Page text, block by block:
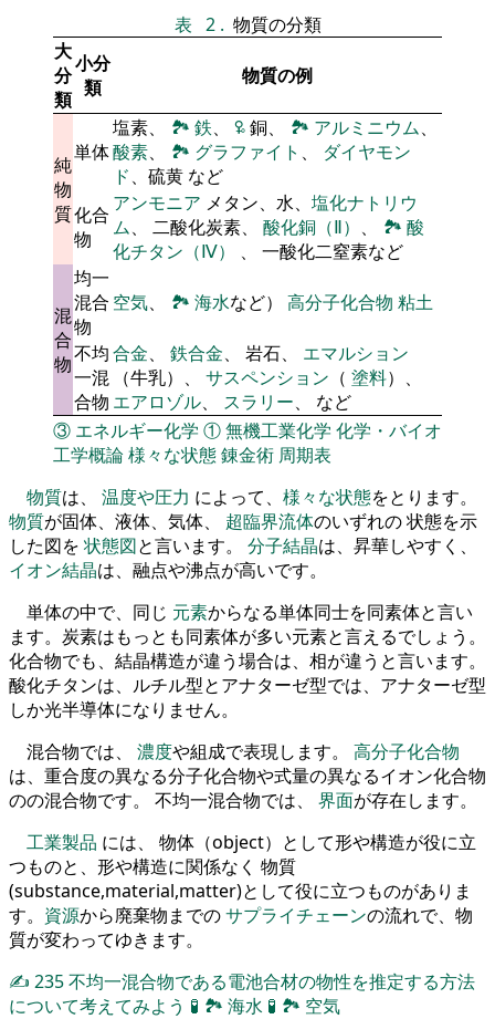
表 2 . 物質の分類
大
分
類
小分
類
物質の例
純
物
質
単体
塩素、 🏞 鉄、 🜠銅、 🏞 アルミニウム、
酸素、 🏞 グラファイト 、 ダイヤモン
ド、硫黄 など
化合
物
アンモニア メタン、水、 塩化ナトリウ
ム、 二酸化炭素、 酸化銅（Ⅱ） 、 🏞 酸
化チタン（Ⅳ） 、 一酸化二窒素など
混
合
物
均一
混合
物
空気、 🏞 海水など） 高分子化合物 粘土
不均
一混
合物
合金、 鉄合金、 岩石、 エマルション
（牛乳）、 サスペンション （ 塗料）、
エアロゾル、 スラリー、 など
③ エネルギー化学 ①無機工業化学 化学・バイオ
工学概論様々な状態錬金術 周期表
物質は、 温度や圧力 によって、 様々な状態をとります。
物質が固体、液体、気体、 超臨界流体のいずれの 状態を示
した図を 状態図と言います。 分子結晶は、昇華しやすく、
イオン結晶は、融点や沸点が高いです。
単体の中で、同じ 元素からなる単体同士を同素体と言い
ます。炭素はもっとも同素体が多い元素と言えるでしょう。
化合物でも、結晶構造が違う場合は、相が違うと言います。
酸化チタンは、ルチル型とアナターゼ型では、アナターゼ型
しか光半導体になりません。
混合物では、 濃度や組成で表現します。 高分子化合物
は、重合度の異なる分子化合物や式量の異なるイオン化合物
のの混合物です。 不均一混合物では、 界面が存在します。
工業製品 には、 物体（object）として形や構造が役に立
つものと、形や構造に関係なく 物質
(substance,material,matter)として役に立つものがありま
す。 資源から廃棄物までのサプライチェーンの流れで、物
質が変わってゆきます。
✍ 235不均一混合物である電池合材の物性を推定する方法
について考えてみよう 🧪 🏞 海水 🧪 🏞 空気